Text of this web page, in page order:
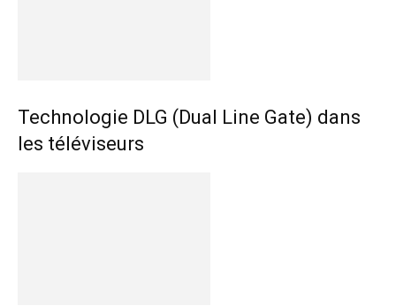
Technologie DLG (Dual Line Gate) dans
les téléviseurs